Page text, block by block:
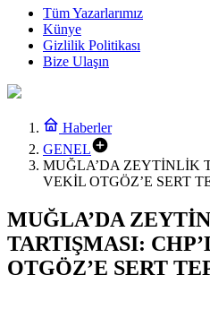
Tüm Yazarlarımız
Künye
Gizlilik Politikası
Bize Ulaşın
Haberler
GENEL
MUĞLA’DA ZEYTİNLİK
VEKİL OTGÖZ’E SERT
MUĞLA’DA
TARTIŞMASI:
OTGÖZ’E SERT